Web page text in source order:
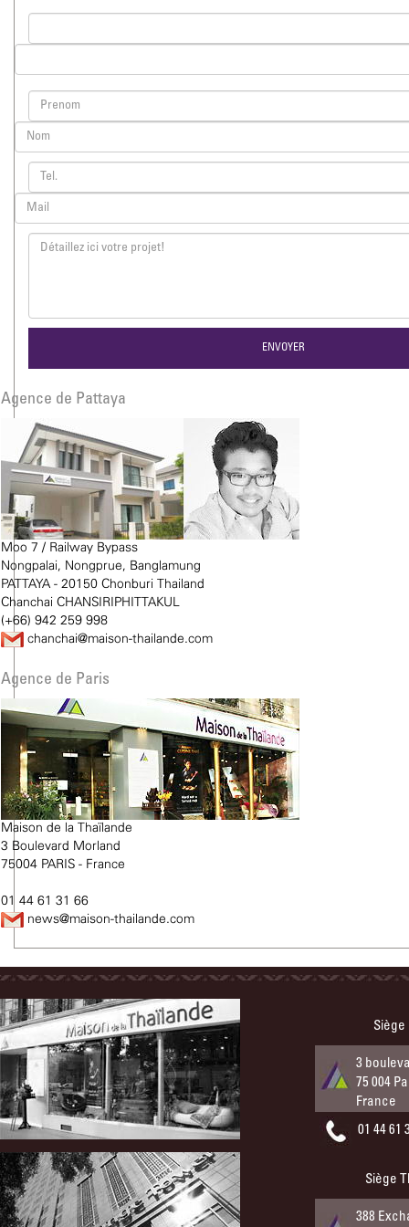
Agence de Pattaya
Moo 7 / Railway Bypass
Nongpalai, Nongprue, Banglamung
PATTAYA - 20150 Chonburi Thailand
Chanchai CHANSIRIPHITTAKUL
(+66) 942 259 998
chanchai@maison-thailande.com
Agence de Paris
Maison de la Thaïlande
3 Boulevard Morland
75004 PARIS - France
01 44 61 31 66
news@maison-thailande.com
Siège
3
75 004
France
01 44 61
Siège
388